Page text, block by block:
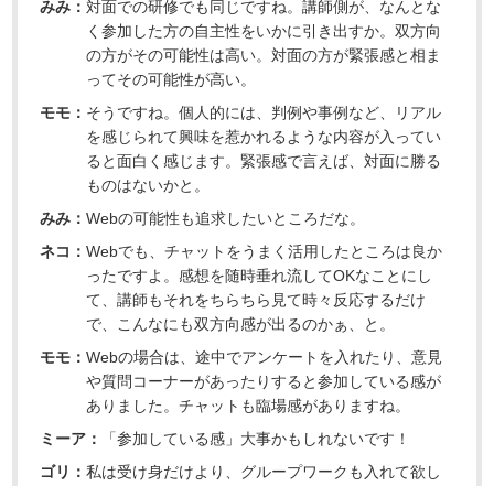
みみ：対面での研修でも同じですね。講師側が、なんとな
く参加した方の自主性をいかに引き出すか。双方向
の方がその可能性は高い。対面の方が緊張感と相ま
ってその可能性が高い。
モモ： そうですね。個人的には、判例や事例など、リアル
を感じられて興味を惹かれるような内容が入ってい
ると面白く感じます。緊張感で言えば、対面に勝る
ものはないかと。
みみ：Webの可能性も追求したいところだな。
ネコ：Webでも、チャットをうまく活用したところは良か
ったですよ。感想を随時垂れ流してOKなことにし
て、講師もそれをちらちら見て時々反応するだけ
で、こんなにも双方向感が出るのかぁ、と。
モモ：Webの場合は、途中でアンケートを入れたり、意見
や質問コーナーがあったりすると参加している感が
ありました。チャットも臨場感がありますね。
ミーア：
「参加している感」大事かもしれないです！
ゴリ：私は受け身だけより、グループワークも入れて欲し